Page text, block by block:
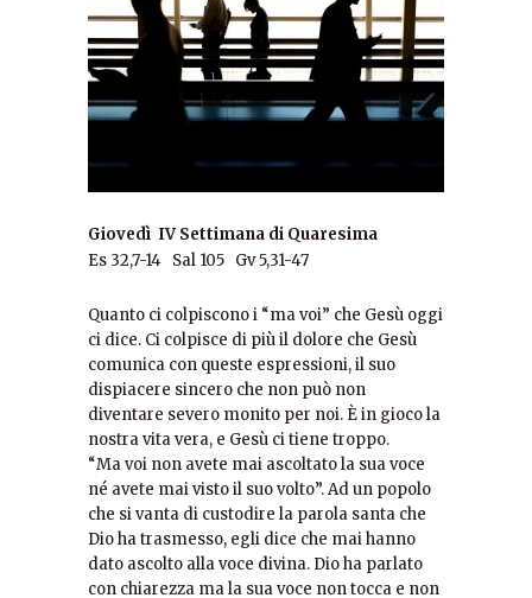
Giovedì IV Settimana di Quaresima
Es 32,7-14 Sal 105 Gv 5,31-47
Quanto ci colpiscono i “ma voi” che Gesù oggi
ci dice. Ci colpisce di più il dolore che Gesù
comunica con queste espressioni, il suo
dispiacere sincero che non può non
diventare severo monito per noi. È in gioco la
nostra vita vera, e Gesù ci tiene troppo.
“Ma voi non avete mai ascoltato la sua voce
né avete mai visto il suo volto”. Ad un popolo
che si vanta di custodire la parola santa che
Dio ha trasmesso, egli dice che mai hanno
dato ascolto alla voce divina. Dio ha parlato
con chiarezza ma la sua voce non tocca e non